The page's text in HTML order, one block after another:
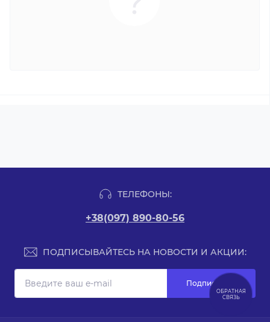
ТЕЛЕФОНЫ:
+38(097) 890-80-56
ПОДПИСЫВАЙТЕСЬ НА НОВОСТИ И АКЦИИ:
Подписаться
ОБРАТНАЯ
СВЯЗЬ